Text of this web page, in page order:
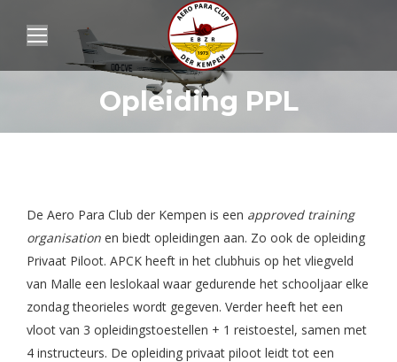
Opleiding PPL
De Aero Para Club der Kempen is een approved training
organisation en biedt opleidingen aan. Zo ook de opleiding
Privaat Piloot. APCK heeft in het clubhuis op het vliegveld
van Malle een leslokaal waar gedurende het schooljaar elke
zondag theorieles wordt gegeven. Verder heeft het een
vloot van 3 opleidingstoestellen + 1 reistoestel, samen met
4 instructeurs. De opleiding privaat piloot leidt tot een